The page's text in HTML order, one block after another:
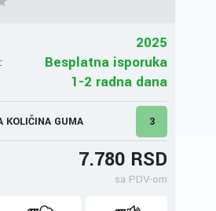
2025
Besplatna isporuka
1-2 radna dana
KOLIČINA GUMA 3
7.780 RSD
sa PDV-om